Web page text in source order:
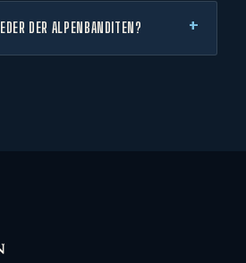
DER ALPENBANDITEN?